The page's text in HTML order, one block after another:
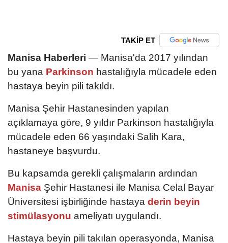
TAKİP ET
Manisa Haberleri — Manisa'da 2017 yılından
bu yana Parkinson hastalığıyla mücadele eden
hastaya beyin pili takıldı.
Manisa Şehir Hastanesinden yapılan
açıklamaya göre, 9 yıldır Parkinson hastalığıyla
mücadele eden 66 yaşındaki Salih Kara,
hastaneye başvurdu.
Bu kapsamda gerekli çalışmaların ardından
Manisa Şehir Hastanesi ile Manisa Celal Bayar
Üniversitesi işbirliğinde hastaya derin beyin
stimülasyonu ameliyatı uygulandı.
Hastaya beyin pili takılan operasyonda, Manisa